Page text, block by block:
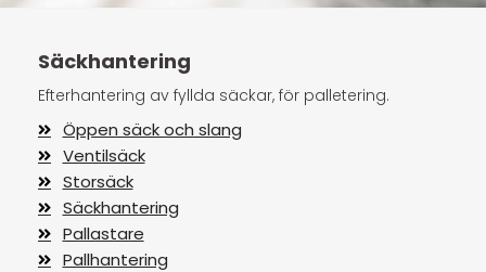
Säckhantering
Efterhantering av fyllda säckar, för palletering.
Öppen säck och slang
Ventilsäck
Storsäck
Säckhantering
Pallastare
Pallhantering